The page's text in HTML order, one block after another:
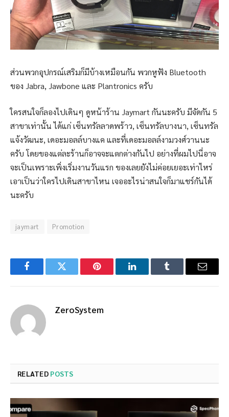
ส่วนพวกอุปกรณ์เสริมก็มีบ้างเหมือนกัน พวกหูฟัง Bluetooth
ของ Jabra, Jawbone และ Plantronics ครับ
ใครสนใจก็ลองไปเดินๆ ดูหน้าร้าน Jaymart กันนะครับ มีจัดกัน 5
สาขาเท่านั้น ได้แก่ เซ็นทรัลลาดพร้าว, เซ็นทรัลบางนา, เซ็นทรัล
แจ้งวัฒนะ, เดอะมอลล์บางแค และที่เดอะมอลล์งามวงศ์วานนะ
ครับ โดยของแต่ละร้านก็อาจจะแตกต่างกันไป อย่างที่ผมไปนี่อาจ
จะเป็นเพราะเพิ่งเริ่มงานวันแรก ของเลยยังไม่ค่อยเยอะเท่าไหร่
เอาเป็นว่าใครไปเดินสาขาไหน เจออะไรน่าสนใจก็มาแชร์กันได้
นะครับ
jaymart Promotion
FacebookTwitter Pinterest LinkedInTumblr Email
ZeroSystem
RELATED POSTS